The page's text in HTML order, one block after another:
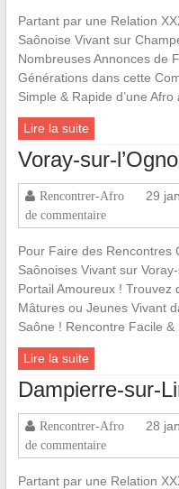
Partant par une Relation
Saônoise Vivant sur
Nombreuses Annonces de
Générations dans cette
Simple & Rapide d’une Afro
Lire la suite
Voray-sur-
Rencontrer-Afro 29
de commentaire
Pour Faire des Rencontres
Saônoises Vivant sur
Portail Amoureux ! Trouvez
Mâtures ou Jeunes Vivant
Saône ! Rencontre Facile &
Lire la suite
Dampierre-sur-
Rencontrer-Afro 28
de commentaire
Partant par une Relation